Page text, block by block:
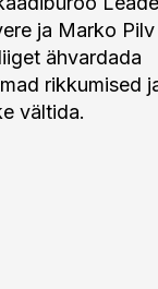
ja Marko
ähvardada
rikkumised
vältida.